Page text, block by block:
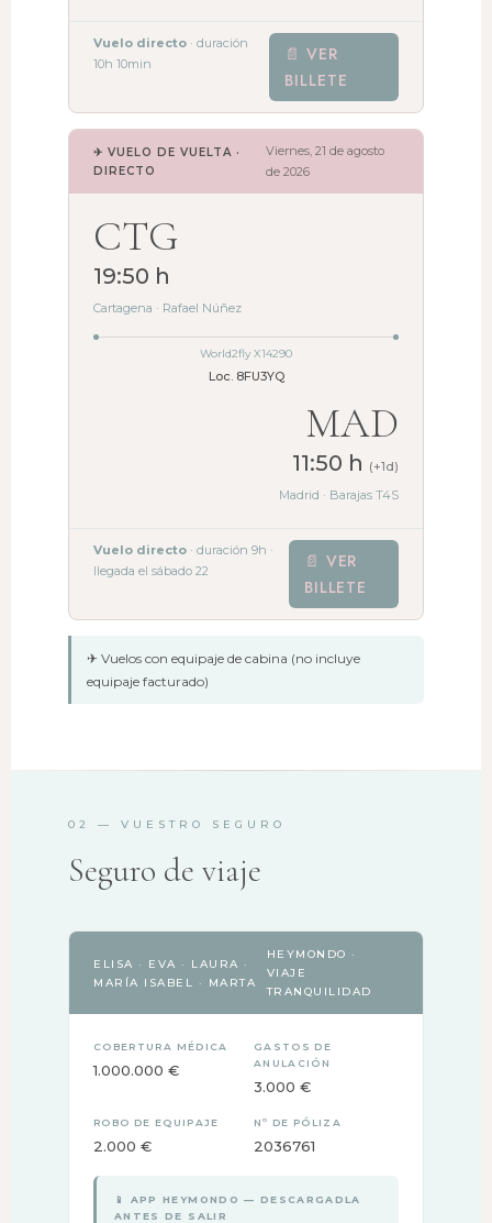
Vuelo directo · duración
10h 10min
📄 VER
BILLETE
✈ VUELO DE VUELTA ·
DIRECTO
Viernes, 21 de agosto
de 2026
CTG
19:50 h
Cartagena · Rafael Núñez
World2fly X14290
Loc. 8FU3YQ
MAD
11:50 h (+1d)
Madrid · Barajas T4S
Vuelo directo · duración 9h ·
llegada el sábado 22
📄 VER
BILLETE
✈ Vuelos con equipaje de cabina (no incluye
equipaje facturado)
02 — VUESTRO SEGURO
Seguro de viaje
ELISA · EVA · LAURA ·
MARÍA ISABEL · MARTA
HEYMONDO ·
VIAJE
TRANQUILIDAD
COBERTURA MÉDICA
1.000.000 €
GASTOS DE
ANULACIÓN
3.000 €
ROBO DE EQUIPAJE
2.000 €
Nº DE PÓLIZA
2036761
📱 APP HEYMONDO — DESCARGADLA
ANTES DE SALIR